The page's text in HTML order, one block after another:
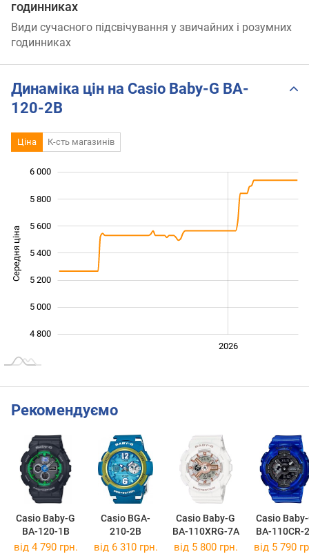
годинниках
Види сучасного підсвічування у звичайних і розумних
годинниках
Динаміка цін на Casio Baby-G BA-
120-2B
Ціна К-сть магазинів
Середня ціна 4 800
4 800
5 000
5 200
5 400
5 600
5 800
6 000
2026
Рекомендуємо
Casio Baby-G
BA-120-1B
Casio BGA-
210-2B
Casio Baby-G
BA-110XRG-7A
Casio
BA-110CR-
від 4 790 грн. від 6 310 грн. від 5 800 грн. від 5 790